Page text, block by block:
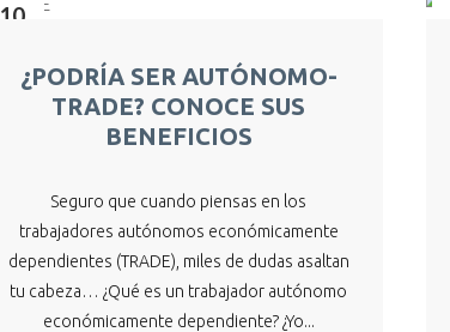
10
¿PODRÍA SER AUTÓNOMO-
TRADE? CONOCE SUS
BENEFICIOS
Seguro que cuando piensas en los
trabajadores autónomos económicamente
dependientes (TRADE), miles de dudas asaltan
tu cabeza… ¿Qué es un trabajador autónomo
económicamente dependiente? ¿Yo...